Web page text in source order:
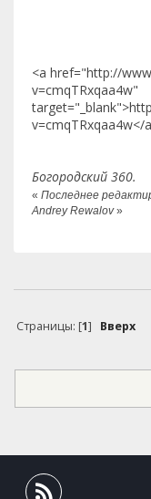
<a href="http://
v=cmqTRxqaa4w"
v=cmqTRxqaa4w</
Богородский 360.
« Последнее
Andrey Rewalov»
Страницы: [1] Вверх